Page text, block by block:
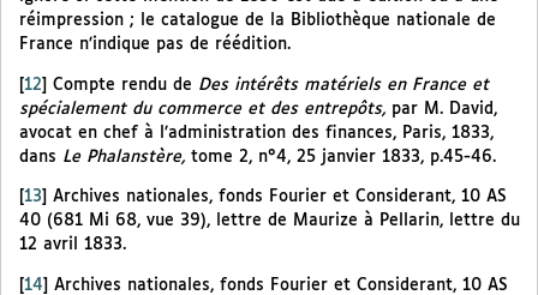
réimpression ; le catalogue de la Bibliothèque nationale de
France n’indique pas de réédition.
[12] Compte rendu de Des intérêts matériels en France et
spécialement du commerce et des entrepôts, par M. David,
avocat en chef à l’administration des finances, Paris, 1833,
dans Le Phalanstère, tome 2, n°4, 25 janvier 1833, p.45-46.
13
Archives nationales, fonds Fourier et Considerant, 10 AS
40 (681 Mi 68, vue 39), lettre de Maurize à Pellarin, lettre du
12 avril 1833.
[14] Archives nationales, fonds Fourier et Considerant, 10 AS